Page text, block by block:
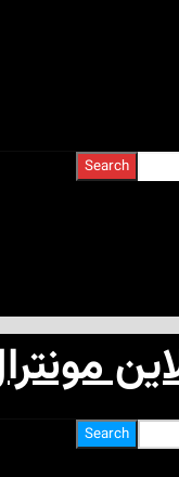
Search
Search